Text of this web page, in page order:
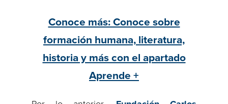
Conoce más: Conoce sobre
formación humana, literatura,
historia y más con el apartado
Aprende +